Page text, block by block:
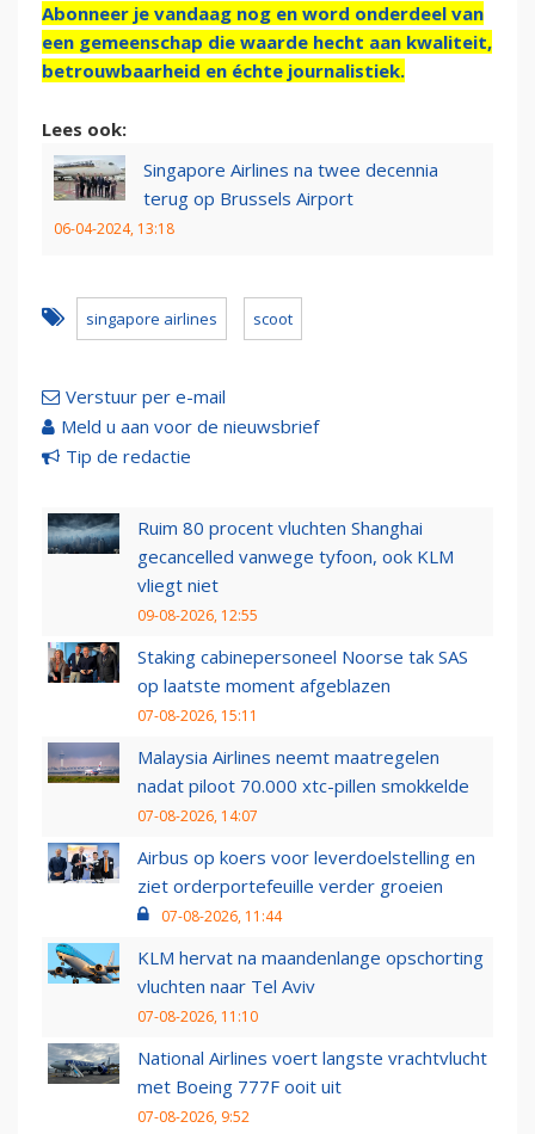
Abonneer je vandaag nog en word onderdeel van
een gemeenschap die waarde hecht aan kwaliteit,
betrouwbaarheid en échte journalistiek.
Lees ook:
Singapore Airlines na twee decennia
terug op Brussels Airport
06-04-2024, 13:18
singapore airlines scoot
Verstuur per e-mail
Meld u aan voor de nieuwsbrief
Tip de redactie
Ruim 80 procent vluchten Shanghai
gecancelled vanwege tyfoon, ook KLM
vliegt niet
09-08-2026, 12:55
Staking cabinepersoneel Noorse tak SAS
op laatste moment afgeblazen
07-08-2026, 15:11
Malaysia Airlines neemt maatregelen
nadat piloot 70.000 xtc-pillen smokkelde
07-08-2026, 14:07
Airbus op koers voor leverdoelstelling en
ziet orderportefeuille verder groeien
07-08-2026, 11:44
KLM hervat na maandenlange opschorting
vluchten naar Tel Aviv
07-08-2026, 11:10
National Airlines voert langste vrachtvlucht
met Boeing 777F ooit uit
07-08-2026, 9:52